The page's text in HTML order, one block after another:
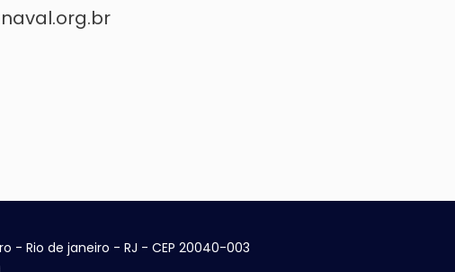
- Rio de janeiro - RJ - CEP 20040-003